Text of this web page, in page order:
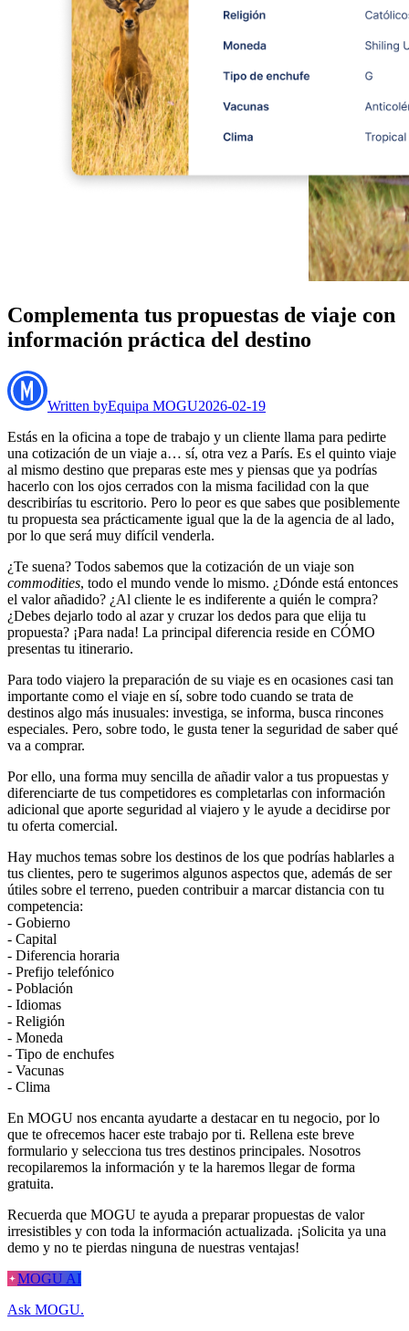
Complementa tus propuestas de viaje con
información práctica del destino
Written byEquipa MOGU2026-02-19
Estás en la oficina a tope de trabajo y un cliente llama para pedirte
una cotización de un viaje a… sí, otra vez a París. Es el quinto viaje
al mismo destino que preparas este mes y piensas que ya podrías
hacerlo con los ojos cerrados con la misma facilidad con la que
describirías tu escritorio. Pero lo peor es que sabes que posiblemente
tu propuesta sea prácticamente igual que la de la agencia de al lado,
por lo que será muy difícil venderla.
¿Te suena? Todos sabemos que la cotización de un viaje son
commodities, todo el mundo vende lo mismo. ¿Dónde está entonces
el valor añadido? ¿Al cliente le es indiferente a quién le compra?
¿Debes dejarlo todo al azar y cruzar los dedos para que elija tu
propuesta? ¡Para nada! La principal diferencia reside en CÓMO
presentas tu itinerario.
Para todo viajero la preparación de su viaje es en ocasiones casi tan
importante como el viaje en sí, sobre todo cuando se trata de
destinos algo más inusuales: investiga, se informa, busca rincones
especiales. Pero, sobre todo, le gusta tener la seguridad de saber qué
va a comprar.
Por ello, una forma muy sencilla de añadir valor a tus propuestas y
diferenciarte de tus competidores es completarlas con información
adicional que aporte seguridad al viajero y le ayude a decidirse por
tu oferta comercial.
Hay muchos temas sobre los destinos de los que podrías hablarles a
tus clientes, pero te sugerimos algunos aspectos que, además de ser
útiles sobre el terreno, pueden contribuir a marcar distancia con tu
competencia:
- Gobierno
- Capital
- Diferencia horaria
- Prefijo telefónico
- Población
- Idiomas
- Religión
- Moneda
- Tipo de enchufes
- Vacunas
- Clima
En MOGU nos encanta ayudarte a destacar en tu negocio, por lo
que te ofrecemos hacer este trabajo por ti. Rellena este breve
formulario y selecciona tus tres destinos principales. Nosotros
recopilaremos la información y te la haremos llegar de forma
gratuita.
Recuerda que MOGU te ayuda a preparar propuestas de valor
irresistibles y con toda la información actualizada. ¡Solicita ya una
demo y no te pierdas ninguna de nuestras ventajas!
MOGU AI
Ask MOGU.